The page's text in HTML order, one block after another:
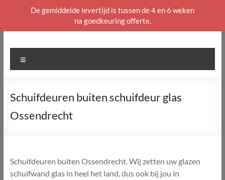
naar
Schuifdeuren buiten schuifdeur glas
Ossendrecht
Schuifdeuren buiten Ossendrecht. Wij zetten uw glazen
schuifwand glas in heel het land, dus ook bij jou in
De gemiddelde levertijd is tussen de 4 en 6 weken
na goedkeuring offerte.